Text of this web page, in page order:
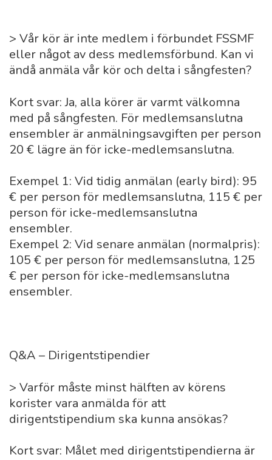
> Vår kör är inte medlem i förbundet FSSMF
eller något av dess medlemsförbund. Kan vi
ändå anmäla vår kör och delta i sångfesten?
Kort svar: Ja, alla körer är varmt välkomna
med på sångfesten. För medlemsanslutna
ensembler är anmälningsavgiften per person
20 € lägre än för icke-medlemsanslutna.
Exempel 1: Vid tidig anmälan (early bird): 95
€ per person för medlemsanslutna, 115 € per
person för icke-medlemsanslutna
ensembler.
Exempel 2: Vid senare anmälan (normalpris):
105 € per person för medlemsanslutna, 125
€ per person för icke-medlemsanslutna
ensembler.
Q&A – Dirigentstipendier
> Varför måste minst hälften av körens
korister vara anmälda för att
dirigentstipendium ska kunna ansökas?
Kort svar: Målet med dirigentstipendierna är